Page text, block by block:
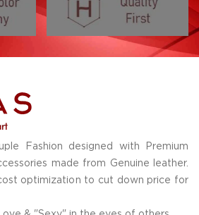
Fashion designed with Premium
made from Genuine leather.
optimization to cut down price for